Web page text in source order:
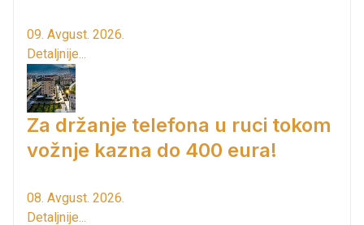
09. Avgust. 2026.
Detaljnije...
Za držanje telefona u ruci tokom
vožnje kazna do 400 eura!
08. Avgust. 2026.
Detaljnije...